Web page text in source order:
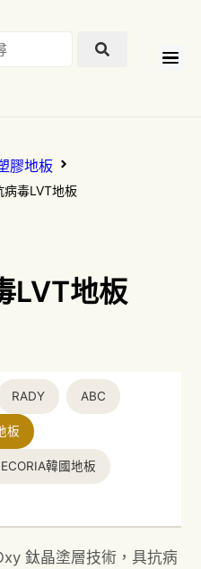
膠地板
病毒LVT地板
LVT地板
RADY ABC
板
韓國地板
鈦晶塗層技術，具抗病